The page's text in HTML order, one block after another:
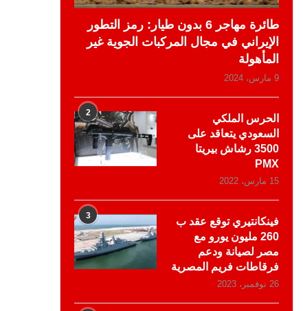
طائرة مهاجر 6 بدون طيار: رمز التطور
الإيراني في مجال المركبات الجوية غير
المأهولة
9 مارس، 2024
2
الحرس الملكي
السعودي يتعاقد على
3500 رشاش بيريتا
PMX
15 مارس، 2022
3
فينكانتيري توقع عقد ب
260 مليون يورو مع
مصر لصيانة ودعم
فرقاطات فريم المصرية
26 نوفمبر، 2023